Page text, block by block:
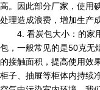
高。因此部分厂家，使用
处理造成浪费，增加生产
4. 看炭包大小：的家用
包，一般常见的是50克无
的接触面积，提高使用效
柜子、抽屉等柜体内持续